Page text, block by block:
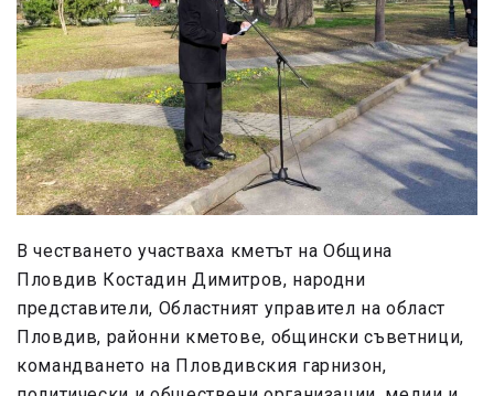
В честването участваха кметът на Община
Пловдив Костадин Димитров, народни
представители, Областният управител на област
Пловдив, районни кметове, общински съветници,
командването на Пловдивския гарнизон,